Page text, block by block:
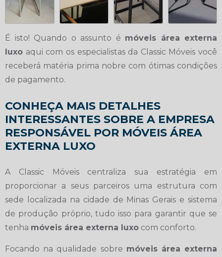
É isto! Quando o assunto é móveis área externa
luxo aqui com os especialistas da Classic Móveis você
receberá matéria prima nobre com ótimas condições
de pagamento.
CONHEÇA MAIS DETALHES
INTERESSANTES SOBRE A EMPRESA
RESPONSÁVEL POR MÓVEIS ÁREA
EXTERNA LUXO
A Classic Móveis centraliza sua estratégia em
proporcionar a seus parceiros uma estrutura com
sede localizada na cidade de Minas Gerais e sistema
de produção próprio, tudo isso para garantir que se
tenha móveis área externa luxo com conforto.
Focando na qualidade sobre móveis área externa